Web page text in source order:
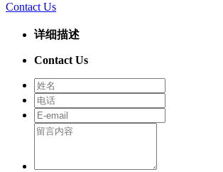
Contact Us
详细描述
Contact Us